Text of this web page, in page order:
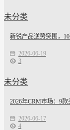
未分类
新锐产品逆势突围，
2026-06-19
3
未分类
2026年CRM市场：9
2026-06-17
4